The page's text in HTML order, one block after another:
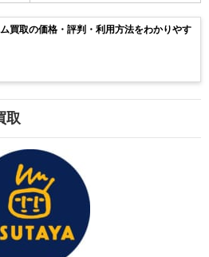
買取の価格・評判・利用方法をわかりやす
取